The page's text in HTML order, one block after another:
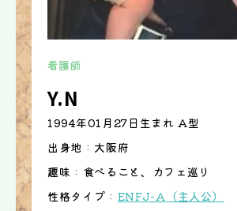
看護師
Y.N
1994年01月27日生まれ A型
出身地 : 大阪府
趣味 : 食べること、カフェ巡り
性格タイプ : ENFJ-A（主人公）